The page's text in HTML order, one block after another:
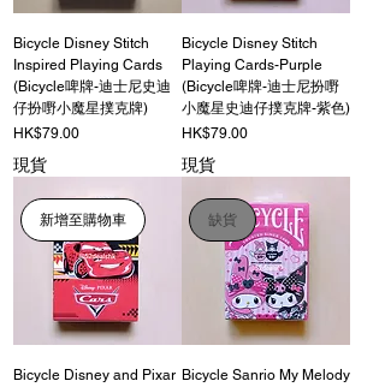
Bicycle Disney Stitch
Inspired Playing Cards
(Bicycle啤牌-迪士尼史迪
仔扮嘢小魔星撲克牌)
價格
HK$79.00
現貨
Bicycle Disney Stitch
Playing Cards-Purple
(Bicycle啤牌-迪士尼扮嘢
小魔星史迪仔撲克牌-紫色)
價格
HK$79.00
現貨
新增至購物車
Bicycle Disney and Pixar
缺貨
Bicycle Sanrio My Melody